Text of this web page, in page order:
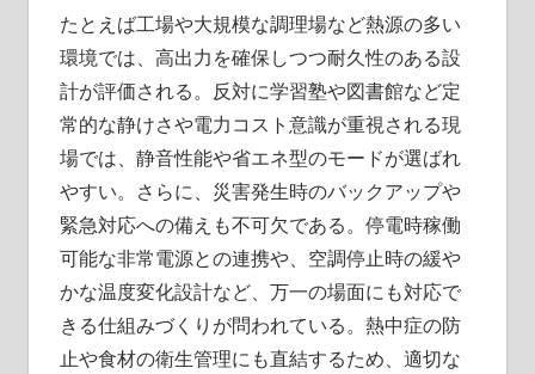
たとえば工場や大規模な調理場など熱源の多い
環境では、高出力を確保しつつ耐久性のある設
計が評価される。反対に学習塾や図書館など定
常的な静けさや電力コスト意識が重視される現
場では、静音性能や省エネ型のモードが選ばれ
やすい。さらに、災害発生時のバックアップや
緊急対応への備えも不可欠である。停電時稼働
可能な非常電源との連携や、空調停止時の緩や
かな温度変化設計など、万一の場面にも対応で
きる仕組みづくりが問われている。熱中症の防
止や食材の衛生管理にも直結するため、適切な